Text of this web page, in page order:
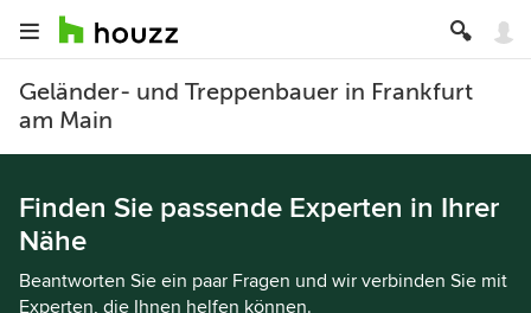
Geländer- und Treppenbauer in Frankfurt
am Main
Finden Sie passende Experten in Ihrer
Nähe
Beantworten Sie ein paar Fragen und wir verbinden Sie mit
Experten, die Ihnen helfen können.